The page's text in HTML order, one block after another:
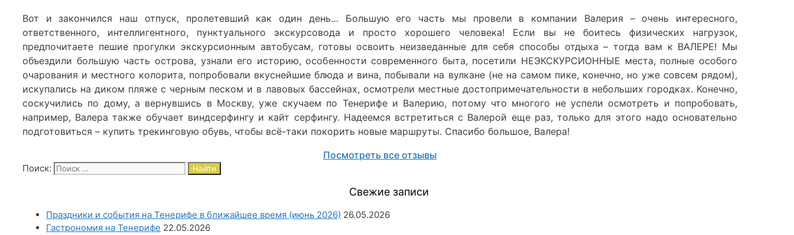
Вот и закончился наш отпуск, пролетевший как один день… Большую его часть мы провели в компании Валерия – очень интересного,
ответственного, интеллигентного, пунктуального экскурсовода и просто хорошего человека! Если вы не боитесь физических нагрузок,
предпочитаете пешие прогулки экскурсионным автобусам, готовы освоить неизведанные для себя способы отдыха – тогда вам к ВАЛЕРЕ! Мы
объездили большую часть острова, узнали его историю, особенности современного быта, посетили НЕЭКСКУРСИОННЫЕ места, полные особого
очарования и местного колорита, попробовали вкуснейшие блюда и вина, побывали на вулкане (не на самом пике, конечно, но уже совсем рядом),
искупались на диком пляже с черным песком и в лавовых бассейнах, осмотрели местные достопримечательности в небольших городках. Конечно,
соскучились по дому, а вернувшись в Москву, уже скучаем по Тенерифе и Валерию, потому что многого не успели осмотреть и попробовать,
например, Валера также обучает виндсерфингу и кайт серфингу. Надеемся встретиться с Валерой еще раз, только для этого надо основательно
подготовиться – купить трекинговую обувь, чтобы всё-таки покорить новые маршруты. Спасибо большое, Валера!
Посмотреть все отзывы
Поиск:
Свежие записи
Праздники и события на Тенерифе в ближайшее время (июнь 2026) 26.05.2026
Гастрономия на Тенерифе 22.05.2026